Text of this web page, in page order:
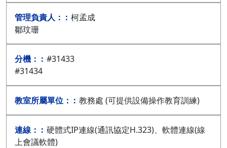
柯孟成
鄒玟珊
#31433
#31434
教務處 (可提供設備操作教育訓練)
硬體式IP連線(通訊協定H.323)、軟體連線(線
上會議軟體)